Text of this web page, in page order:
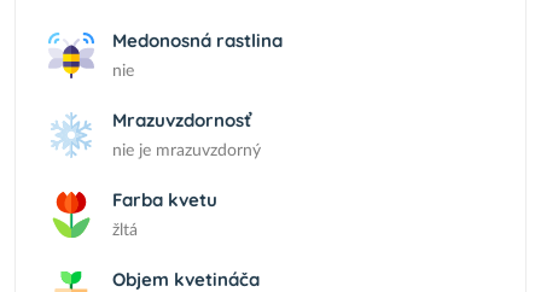
Medonosná rastlina
nie
Mrazuvzdornosť
nie je mrazuvzdorný
Farba kvetu
žltá
Objem kvetináča